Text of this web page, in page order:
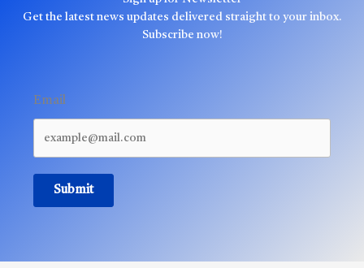
Get the latest news updates delivered straight to your inbox.
Subscribe now!
Email
Submit